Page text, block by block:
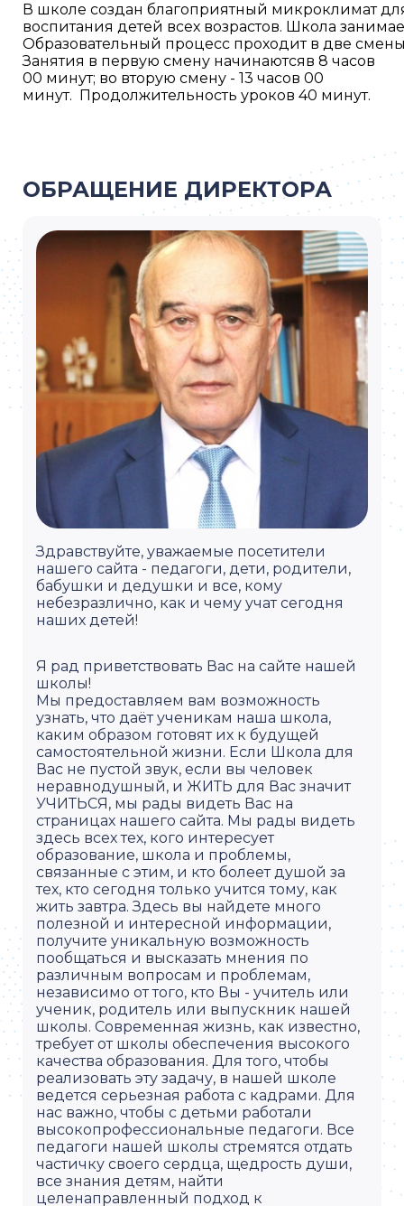
В школе создан благоприятный микроклимат
воспитания детей всех возрастов. Школа
Образовательный процесс проходит в две
Занятия в первую смену начинаютсяв 8 часов
00 минут; во вторую смену - 13 часов 00
минут. Продолжительность уроков 40 минут.
ОБРАЩЕНИЕ ДИРЕКТОРА
Здравствуйте, уважаемые посетители
нашего сайта - педагоги, дети, родители,
бабушки и дедушки и все, кому
небезразлично, как и чему учат сегодня
наших детей!
Я рад приветствовать Вас на сайте нашей
школы!
Мы предоставляем вам возможность
узнать, что даёт ученикам наша школа,
каким образом готовят их к будущей
самостоятельной жизни. Если Школа для
Вас не пустой звук, если вы человек
неравнодушный, и ЖИТЬ для Вас значит
УЧИТЬСЯ, мы рады видеть Вас на
страницах нашего сайта. Мы рады видеть
здесь всех тех, кого интересует
образование, школа и проблемы,
связанные с этим, и кто болеет душой за
тех, кто сегодня только учится тому, как
жить завтра. Здесь вы найдете много
полезной и интересной информации,
получите уникальную возможность
пообщаться и высказать мнения по
различным вопросам и проблемам,
независимо от того, кто Вы - учитель или
ученик, родитель или выпускник нашей
школы. Современная жизнь, как известно,
требует от школы обеспечения высокого
качества образования. Для того, чтобы
реализовать эту задачу, в нашей школе
ведется серьезная работа с кадрами. Для
нас важно, чтобы с детьми работали
высокопрофессиональные педагоги. Все
педагоги нашей школы стремятся отдать
частичку своего сердца, щедрость души,
все знания детям, найти
целенаправленный подход к